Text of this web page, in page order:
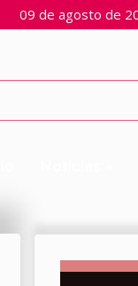
09 de agosto de